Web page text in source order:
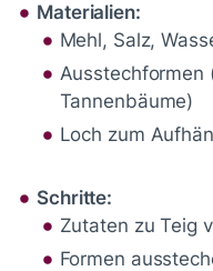
Materialien:
Mehl, Salz,
Ausstechformen
Tannenbäume)
Loch zum
Schritte:
Zutaten zu Teig
Formen